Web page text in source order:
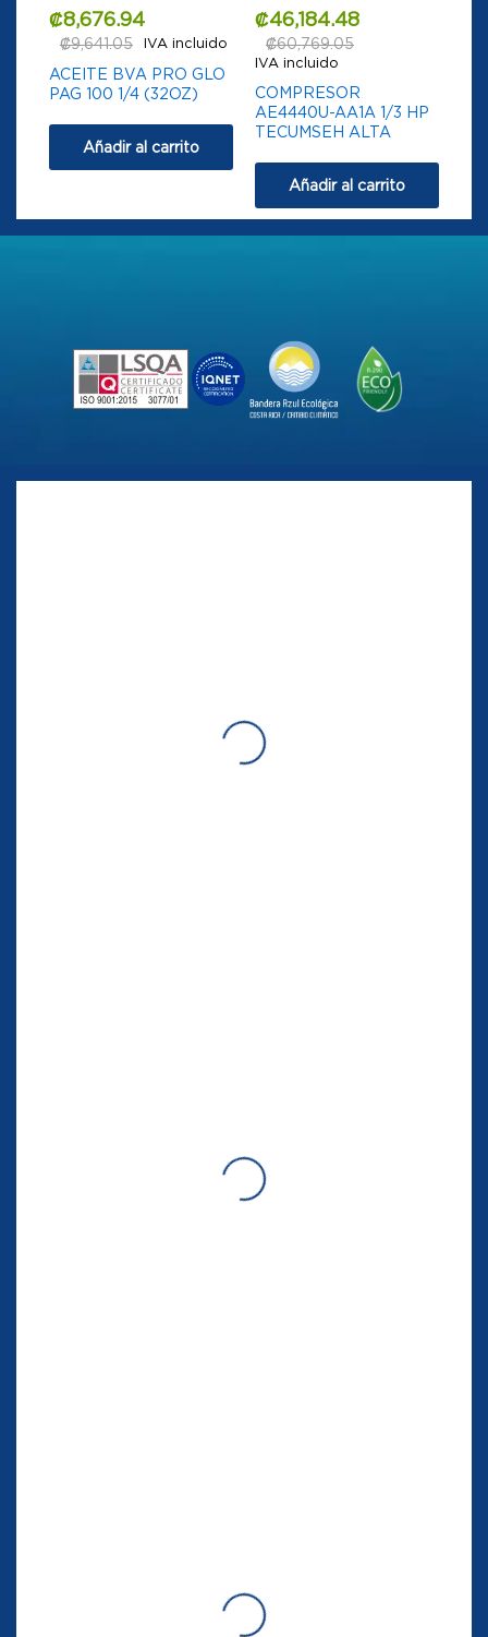
₡8,676.94
₡9,641.05 IVA incluido
ACEITE BVA PRO GLO
PAG 100 1/4 (32OZ)
Añadir al carrito
₡46,184.48
₡60,769.05
IVA incluido
COMPRESOR
AE4440U-AA1A 1/3 HP
TECUMSEH ALTA
Añadir al carrito